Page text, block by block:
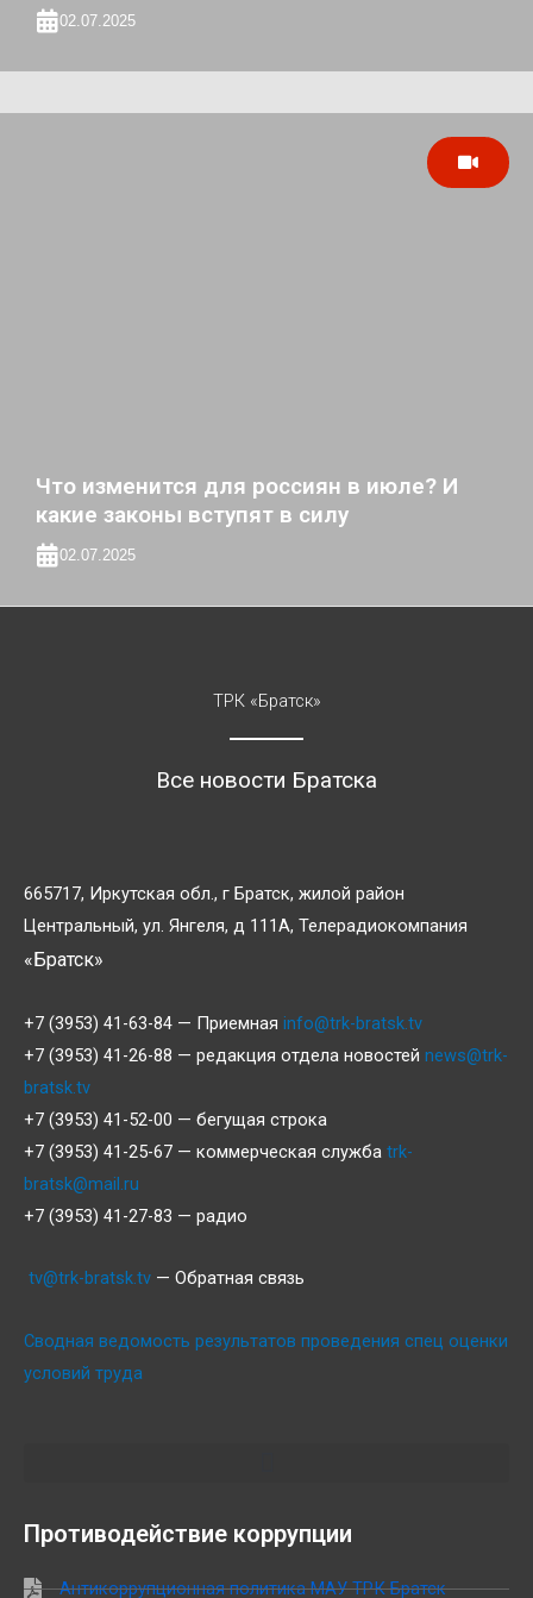
02.07.2025
Что изменится для россиян в июле? И
какие законы вступят в силу
02.07.2025
ТРК «Братск»
Все новости Братска
665717, Иркутская обл., г Братск, жилой район
Центральный, ул. Янгеля, д 111А, Телерадиокомпания
«Братск»
+7 (3953) 41-63-84 — Приемная info@trk-bratsk.tv
+7 (3953) 41-26-88 — редакция отдела новостей news@trk-
bratsk.tv
+7 (3953) 41-52-00 — бегущая строка
+7 (3953) 41-25-67 — коммерческая служба trk-
bratsk@mail.ru
+7 (3953) 41-27-83 — радио
tv@trk-bratsk.tv — Обратная связь
Сводная ведомость результатов проведения спец оценки
условий труда
Противодействие коррупции
Антикоррупционная политика МАУ ТРК Братск